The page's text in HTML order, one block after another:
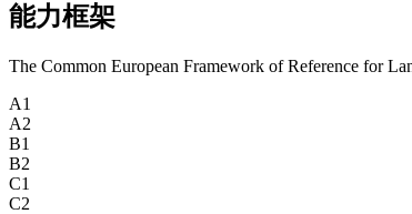
能力框架
The Common European Framework of Reference for
A1
A2
B1
B2
C1
C2